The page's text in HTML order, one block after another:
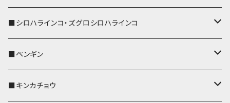
名刺入れ・カードケース
コインケース
メガネケース
ストラップ付
名刺入れ・カードケース
メガネケース
IDカードホルダー
リール付きストラップ
リールのみ
ストラップ付
キーケース
名刺入れ・カードケース
リール付きストラップ
リールのみ
ストラップ付
メガネケース
コインケース
パスケース
リール付きストラップ
リールのみ
IDカードホルダー
キーホルダー
パスケース
IDカードホルダー
キーカバー
キーホルダー
リール付きストラップ
■シロハラインコ・ズグロシロハラインコ
キーカバー
キーホルダー
■ペンギン
キーカバー
■キンカチョウ